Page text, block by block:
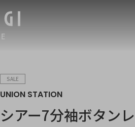
SALE
UNION STATION
シアー7分袖ボタン